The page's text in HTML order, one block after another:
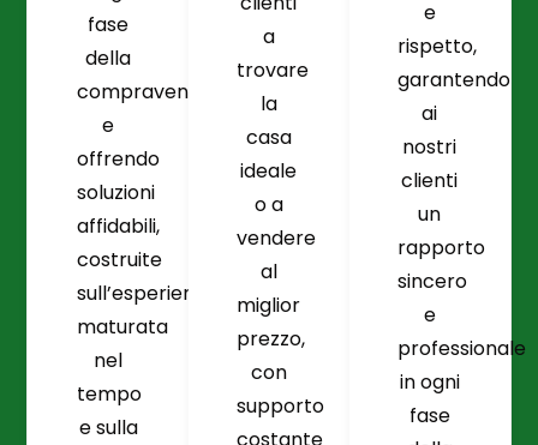
fase
della
compravendita
e
offrendo
soluzioni
affidabili,
costruite
sull’esperienza
maturata
nel
tempo
e sulla
a
trovare
la
casa
ideale
o a
vendere
al
miglior
prezzo,
con
supporto
e
rispetto,
garantendo
ai
nostri
clienti
un
rapporto
sincero
e
professionale
in ogni
fase